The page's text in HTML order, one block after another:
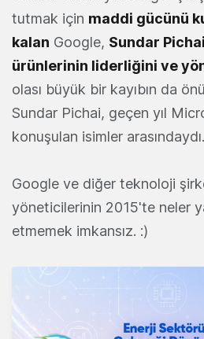
tutmak için maddi gücünü
kalan Google, Sundar
ürünlerinin liderliğini ve
olası büyük bir kayıbın da
Sundar Pichai, geçen yıl
konuşulan isimler arasındaydı.
Google ve diğer teknoloji
yöneticilerinin 2015'te neler
etmemek imkansız. :)